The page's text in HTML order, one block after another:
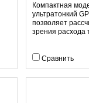
Компактная
ультратонкий
позволяет
зрения
Сравнить